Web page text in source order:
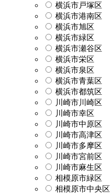
横浜市戸塚区
横浜市港南区
横浜市旭区
横浜市緑区
横浜市瀬谷区
横浜市栄区
横浜市泉区
横浜市青葉区
横浜市都筑区
川崎市川崎区
川崎市幸区
川崎市中原区
川崎市高津区
川崎市多摩区
川崎市宮前区
川崎市麻生区
相模原市緑区
相模原市中央区